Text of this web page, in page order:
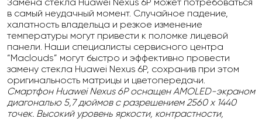
в самый неудачный момент. Случайное падение,
халатность владельца и резкое изменение
температуры могут привести к поломке лицевой
панели. Наши специалисты сервисного центра
“Maclouds” могут быстро и эффективно провести
замену стекла Huawei Nexus 6P, сохранив при этом
оригинальность матрицы и цветопередачи.
Смартфон Huawei Nexus 6P оснащен AMOLED-экраном
диагональю 5,7 дюймов с разрешением 2560 х 1440
точек. Высокий уровень яркости, контрастности,